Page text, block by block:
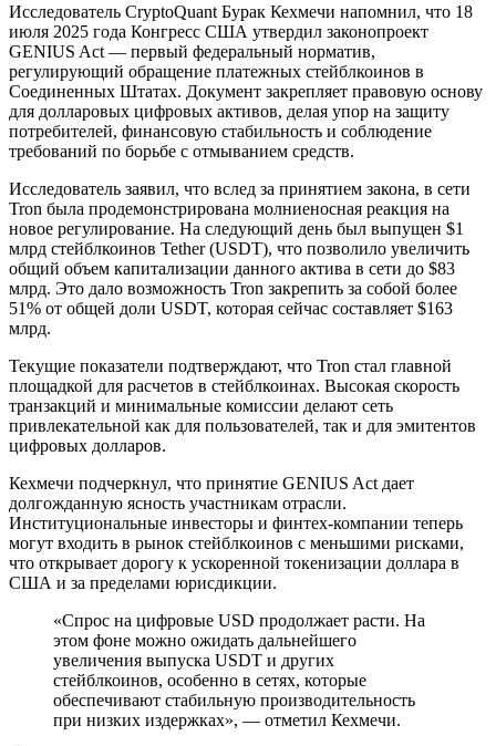
Исследователь CryptoQuant Бурак Кехмечи напомнил, что 18
июля 2025 года Конгресс США утвердил законопроект
GENIUS Act — первый федеральный норматив,
регулирующий обращение платежных стейблкоинов в
Соединенных Штатах. Документ закрепляет правовую основу
для долларовых цифровых активов, делая упор на защиту
потребителей, финансовую стабильность и соблюдение
требований по борьбе с отмыванием средств.
Исследователь заявил, что вслед за принятием закона, в сети
Tron была продемонстрирована молниеносная реакция на
новое регулирование. На следующий день был выпущен $1
млрд стейблкоинов Tether (USDT), что позволило увеличить
общий объем капитализации данного актива в сети до $83
млрд. Это дало возможность Tron закрепить за собой более
51% от общей доли USDT, которая сейчас составляет $163
млрд.
Текущие показатели подтверждают, что Tron стал главной
площадкой для расчетов в стейблкоинах. Высокая скорость
транзакций и минимальные комиссии делают сеть
привлекательной как для пользователей, так и для эмитентов
цифровых долларов.
Кехмечи подчеркнул, что принятие GENIUS Act дает
долгожданную ясность участникам отрасли.
Институциональные инвесторы и финтех-компании теперь
могут входить в рынок стейблкоинов с меньшими рисками,
что открывает дорогу к ускоренной токенизации доллара в
США и за пределами юрисдикции.
«Спрос на цифровые USD продолжает расти. На
этом фоне можно ожидать дальнейшего
увеличения выпуска USDT и других
стейблкоинов, особенно в сетях, которые
обеспечивают стабильную производительность
при низких издержках», — отметил Кехмечи.